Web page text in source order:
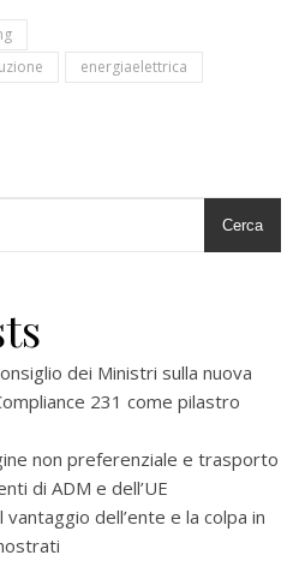
energiaelettrica
Cerca
dei Ministri sulla nuova
231 come pilastro
non preferenziale e trasporto
di ADM e dell’UE
vantaggio dell’ente e la colpa in